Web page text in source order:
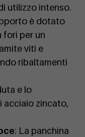
utilizzo intenso.
è dotato
fori per un
viti e
ribaltamenti
e lo
acciaio zincato,
: La panchina